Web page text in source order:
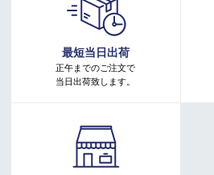
最短当日出荷
正午までのご注文で
当日出荷致します。